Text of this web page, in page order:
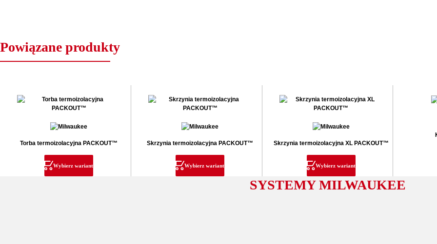
Powiązane produkty
Torba termoizolacyjna PACKOUT™
Wybierz wariant
Skrzynia termoizolacyjna PACKOUT™
Wybierz wariant
Skrzynia termoizolacyjna XL PACKOUT™
Wybierz wariant
SYSTEMY MILWAUKEE